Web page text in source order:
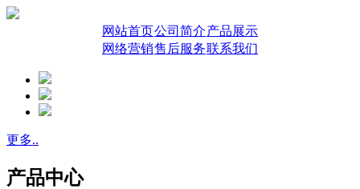
网站首页公司简介产品展示
网络营销售后服务联系我们
更多..
产品中心